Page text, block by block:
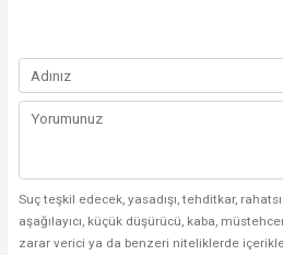
Suç teşkil edecek, yasadışı, tehditkar,
aşağılayıcı, küçük düşürücü, kaba,
zarar verici ya da benzeri niteliklerde